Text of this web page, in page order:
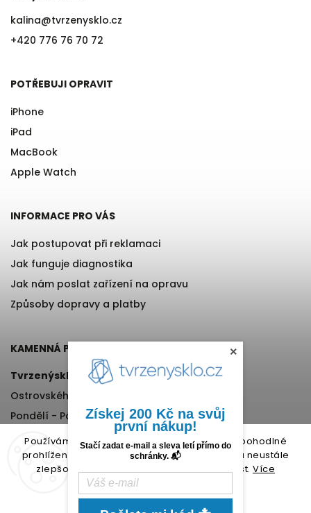
Používáme cookies, abychom Vám umožnili pohodlné
prohlížení webu a díky analýze provozu webu neustále
zlepšovali jeho funkce, výkon a použitelnost. Více
informací.
Nastavení
kalina@tvrzenysklo.cz
+420 776 76 70 72
POTŘEBUJI OPRAVIT
iPhone
iPad
MacBook
Apple Watch
INFORMACE PRO VÁS
Jak postupovat při reklamaci
Jak funguje diagnostika
Jak nám poslat zařízení na opravu
Způsoby dopravy a platby
KAMENNÁ PRODEJNA
Tvrzenýsklo.cz
Ostrovského 971/11, Praha 5
Pondělí - Pátek, 12:00-17:00
+420 776 76 70 72
×
Získej 200 Kč na svůj
první nákup!
Stačí zadat e-mail a sleva letí přímo do
schránky. 📬